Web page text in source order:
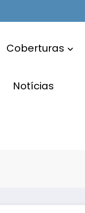
Coberturas
Notícias